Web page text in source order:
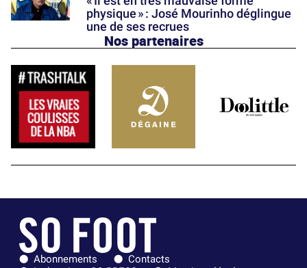
physique » : José Mourinho déglingue
une de ses recrues
Nos partenaires
Abonnements
Contacts